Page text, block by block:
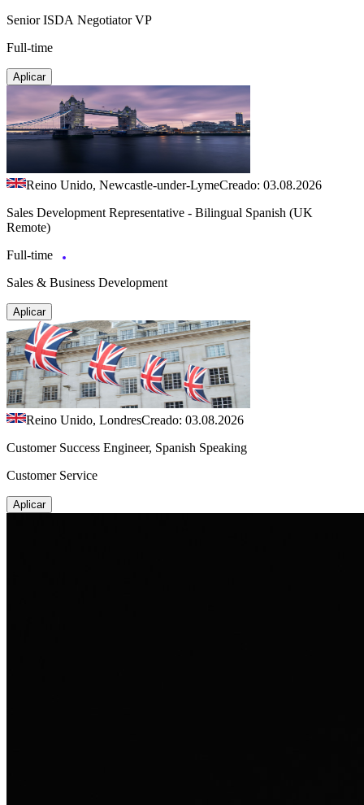
Senior ISDA Negotiator VP
Full-time
Aplicar
Reino Unido, Newcastle-under-LymeCreado: 03.08.2026
Sales Development Representative - Bilingual Spanish (UK
Remote)
Full-time
Sales & Business Development
Aplicar
Reino Unido, LondresCreado: 03.08.2026
Customer Success Engineer, Spanish Speaking
Customer Service
Aplicar